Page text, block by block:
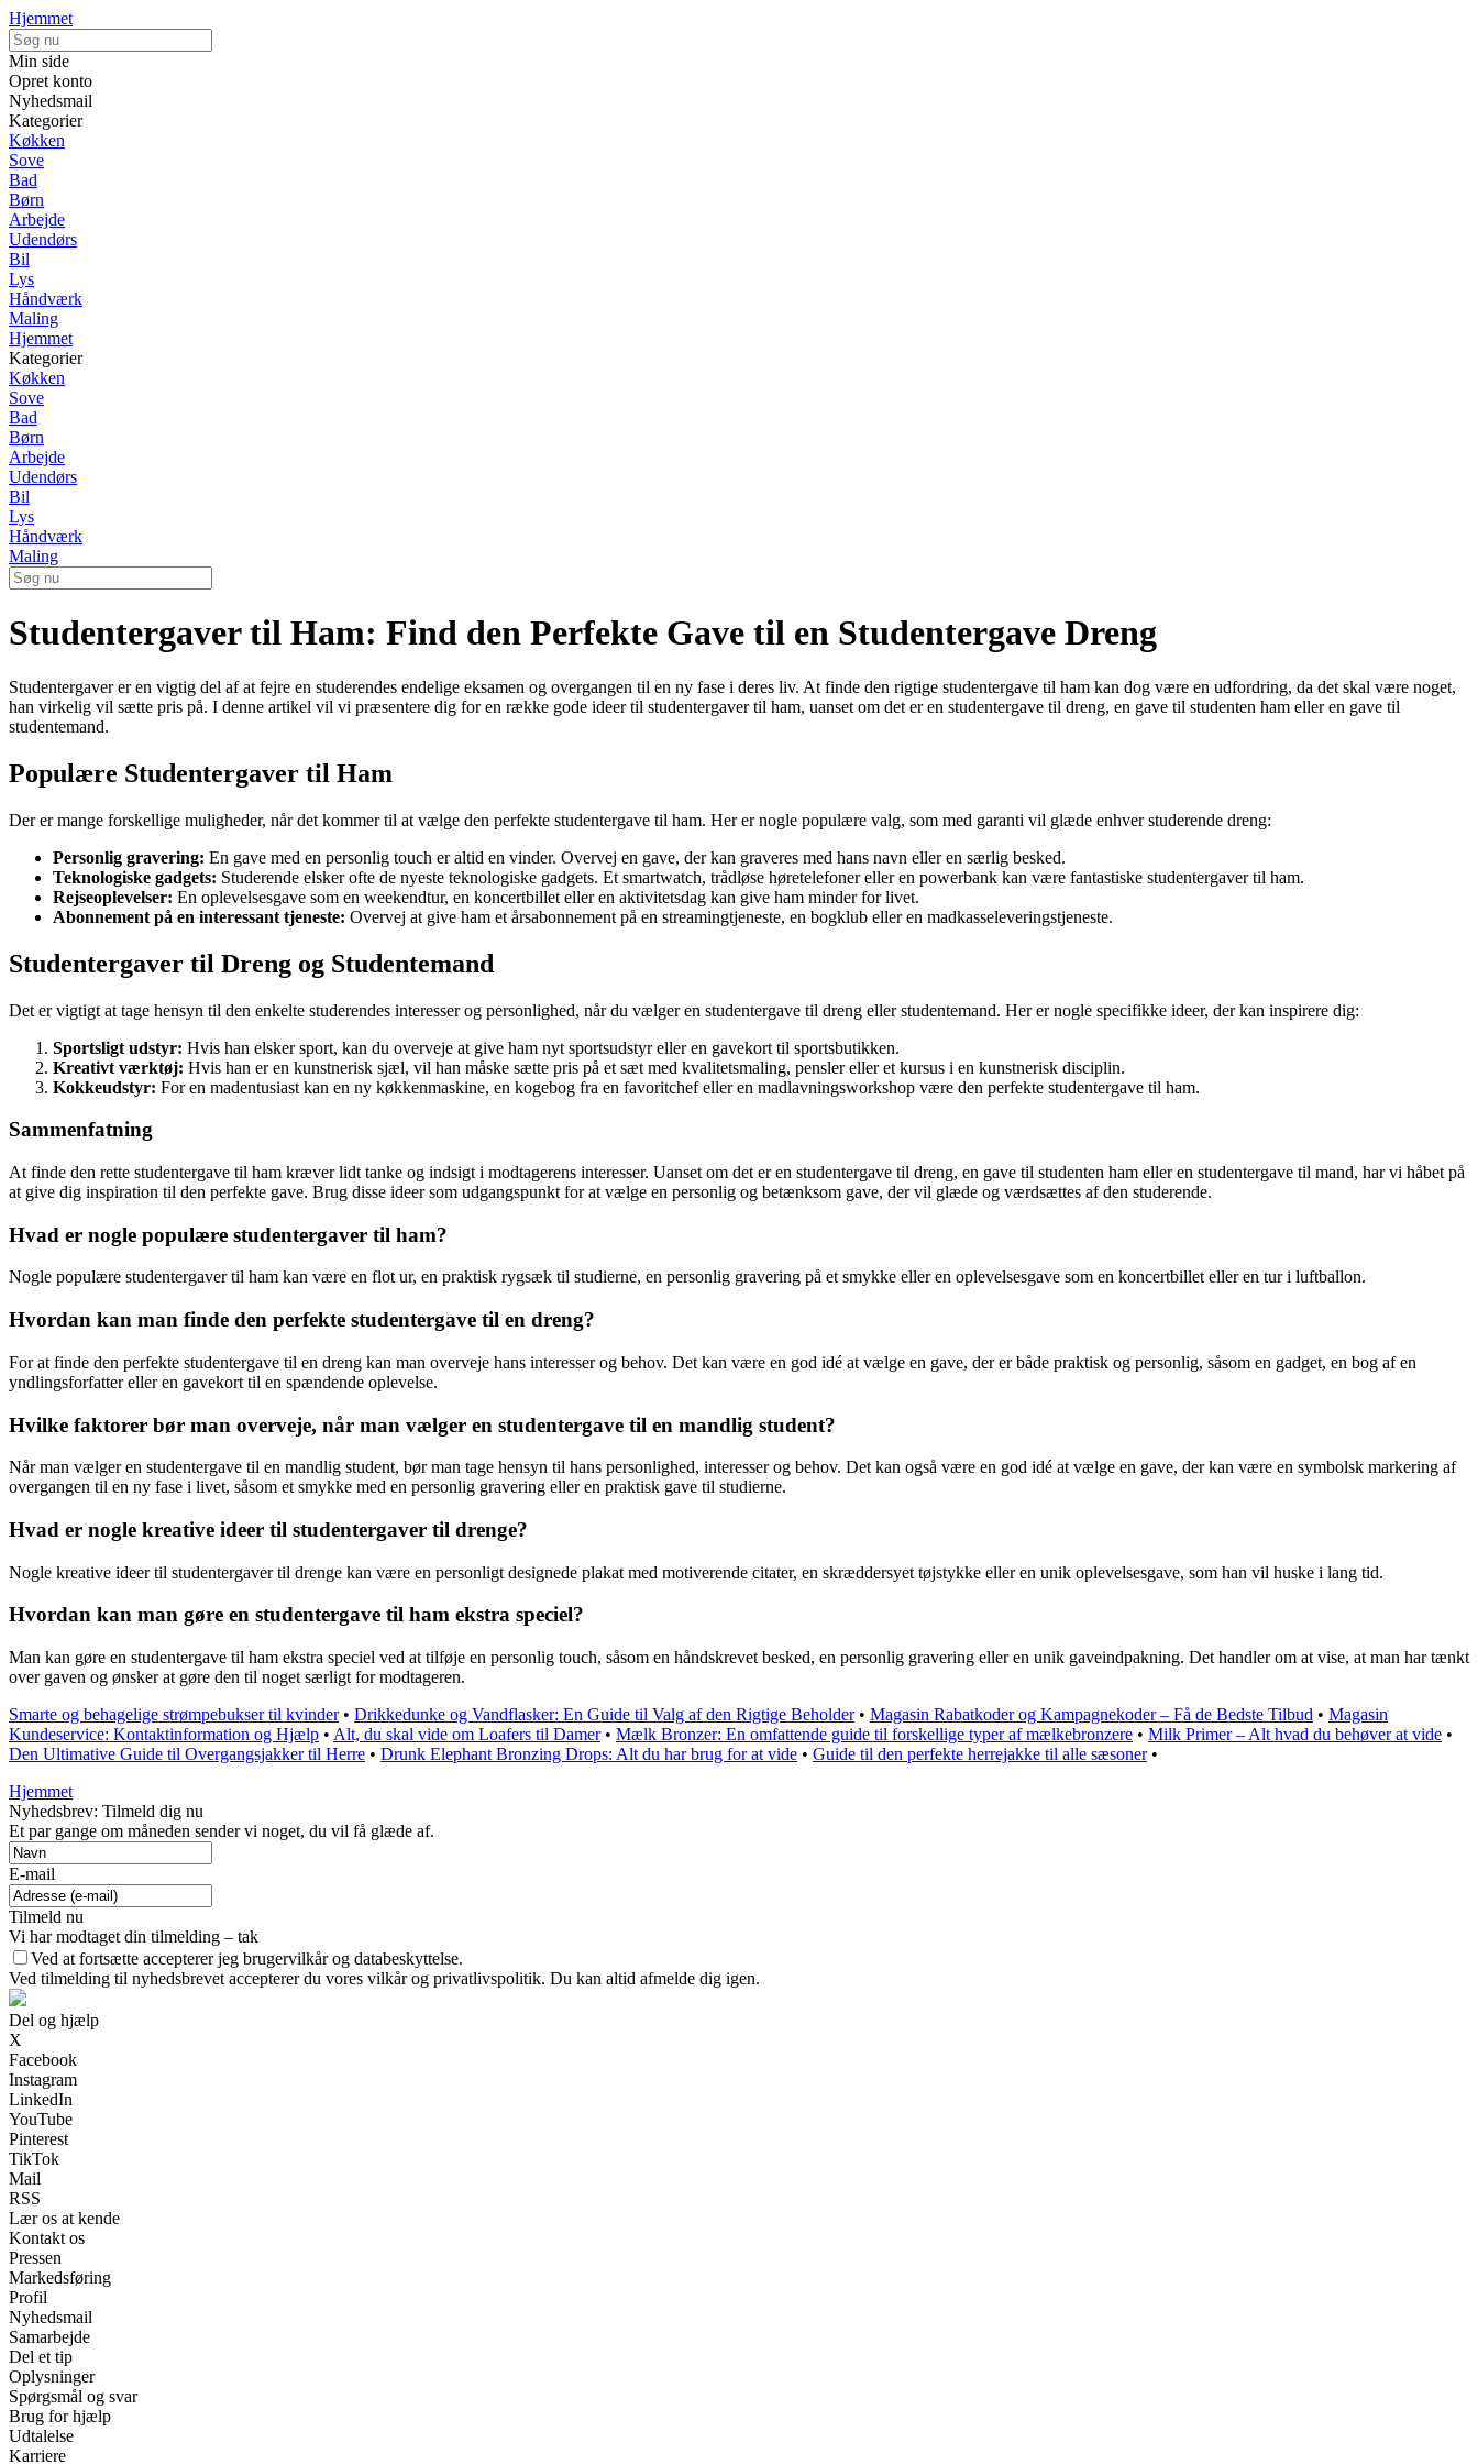
Hjemmet
Min side
Opret konto
Nyhedsmail
Kategorier
Køkken
Sove
Bad
Børn
Arbejde
Udendørs
Bil
Lys
Håndværk
Maling
Hjemmet
Kategorier
Køkken
Sove
Bad
Børn
Arbejde
Udendørs
Bil
Lys
Håndværk
Maling
Studentergaver til Ham: Find den Perfekte Gave til en Studentergave Dreng
Studentergaver er en vigtig del af at fejre en studerendes endelige eksamen og overgangen til en ny fase i deres liv. At finde den rigtige studentergave til ham kan dog være en udfordring, da det skal være noget,
han virkelig vil sætte pris på. I denne artikel vil vi præsentere dig for en række gode ideer til studentergaver til ham, uanset om det er en studentergave til dreng, en gave til studenten ham eller en gave til
studentemand.
Populære Studentergaver til Ham
Der er mange forskellige muligheder, når det kommer til at vælge den perfekte studentergave til ham. Her er nogle populære valg, som med garanti vil glæde enhver studerende dreng:
Personlig gravering: En gave med en personlig touch er altid en vinder. Overvej en gave, der kan graveres med hans navn eller en særlig besked.
Teknologiske gadgets: Studerende elsker ofte de nyeste teknologiske gadgets. Et smartwatch, trådløse høretelefoner eller en powerbank kan være fantastiske studentergaver til ham.
Rejseoplevelser: En oplevelsesgave som en weekendtur, en koncertbillet eller en aktivitetsdag kan give ham minder for livet.
Abonnement på en interessant tjeneste: Overvej at give ham et årsabonnement på en streamingtjeneste, en bogklub eller en madkasseleveringstjeneste.
Studentergaver til Dreng og Studentemand
Det er vigtigt at tage hensyn til den enkelte studerendes interesser og personlighed, når du vælger en studentergave til dreng eller studentemand. Her er nogle specifikke ideer, der kan inspirere dig:
Sportsligt udstyr: Hvis han elsker sport, kan du overveje at give ham nyt sportsudstyr eller en gavekort til sportsbutikken.
Kreativt værktøj: Hvis han er en kunstnerisk sjæl, vil han måske sætte pris på et sæt med kvalitetsmaling, pensler eller et kursus i en kunstnerisk disciplin.
Kokkeudstyr: For en madentusiast kan en ny køkkenmaskine, en kogebog fra en favoritchef eller en madlavningsworkshop være den perfekte studentergave til ham.
Sammenfatning
At finde den rette studentergave til ham kræver lidt tanke og indsigt i modtagerens interesser. Uanset om det er en studentergave til dreng, en gave til studenten ham eller en studentergave til mand, har vi håbet på
at give dig inspiration til den perfekte gave. Brug disse ideer som udgangspunkt for at vælge en personlig og betænksom gave, der vil glæde og værdsættes af den studerende.
Hvad er nogle populære studentergaver til ham?
Nogle populære studentergaver til ham kan være en flot ur, en praktisk rygsæk til studierne, en personlig gravering på et smykke eller en oplevelsesgave som en koncertbillet eller en tur i luftballon.
Hvordan kan man finde den perfekte studentergave til en dreng?
For at finde den perfekte studentergave til en dreng kan man overveje hans interesser og behov. Det kan være en god idé at vælge en gave, der er både praktisk og personlig, såsom en gadget, en bog af en
yndlingsforfatter eller en gavekort til en spændende oplevelse.
Hvilke faktorer bør man overveje, når man vælger en studentergave til en mandlig student?
Når man vælger en studentergave til en mandlig student, bør man tage hensyn til hans personlighed, interesser og behov. Det kan også være en god idé at vælge en gave, der kan være en symbolsk markering af
overgangen til en ny fase i livet, såsom et smykke med en personlig gravering eller en praktisk gave til studierne.
Hvad er nogle kreative ideer til studentergaver til drenge?
Nogle kreative ideer til studentergaver til drenge kan være en personligt designede plakat med motiverende citater, en skræddersyet tøjstykke eller en unik oplevelsesgave, som han vil huske i lang tid.
Hvordan kan man gøre en studentergave til ham ekstra speciel?
Man kan gøre en studentergave til ham ekstra speciel ved at tilføje en personlig touch, såsom en håndskrevet besked, en personlig gravering eller en unik gaveindpakning. Det handler om at vise, at man har tænkt
over gaven og ønsker at gøre den til noget særligt for modtageren.
Smarte og behagelige strømpebukser til kvinder• Drikkedunke og Vandflasker: En Guide til Valg af den Rigtige Beholder• Magasin Rabatkoder og Kampagnekoder – Få de Bedste Tilbud • Magasin
Kundeservice: Kontaktinformation og Hjælp • Alt, du skal vide om Loafers til Damer• Mælk Bronzer: En omfattende guide til forskellige typer af mælkebronzere • Milk Primer – Alt hvad du behøver at vide •
Den Ultimative Guide til Overgangsjakker til Herre • Drunk Elephant Bronzing Drops: Alt du har brug for at vide • Guide til den perfekte herrejakke til alle sæsoner•
Hjemmet
Nyhedsbrev: Tilmeld dig nu
Et par gange om måneden sender vi noget, du vil få glæde af.
E-mail
Tilmeld nu
Vi har modtaget din tilmelding – tak
Ved at fortsætte accepterer jeg brugervilkår og databeskyttelse.
Ved tilmelding til nyhedsbrevet accepterer du vores vilkår og privatlivspolitik. Du kan altid afmelde dig igen.
Del og hjælp
X
Facebook
Instagram
LinkedIn
YouTube
Pinterest
TikTok
Mail
RSS
Lær os at kende
Kontakt os
Pressen
Markedsføring
Profil
Nyhedsmail
Samarbejde
Del et tip
Oplysninger
Spørgsmål og svar
Brug for hjælp
Udtalelse
Karriere